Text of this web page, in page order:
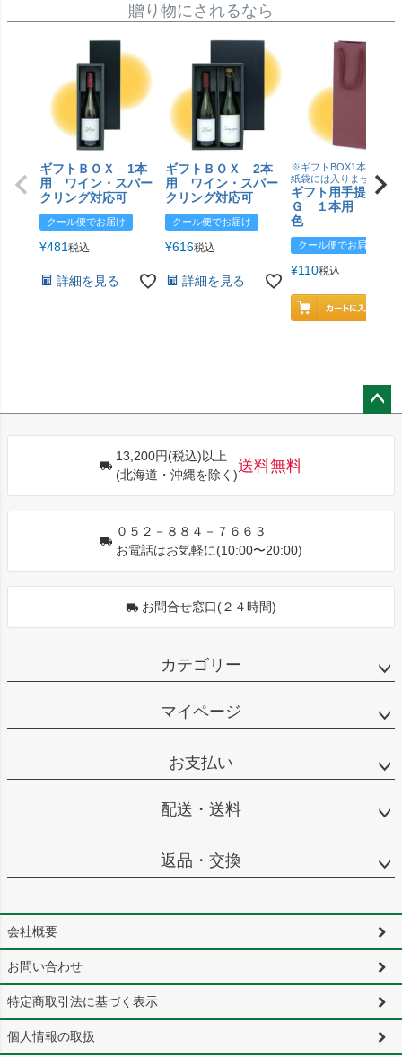
贈り物にされるなら
ギフトＢＯＸ 1本
用 ワイン・スパー
クリング対応可
クール便でお届け
¥481 税込
詳細を見る
ギフトＢＯＸ 2本
用 ワイン・スパー
クリング対応可
クール便でお届け
¥616税込
詳細を見る
※ギフトBOX1本用はこ
紙袋には入りません
ギフト用手提げＢ
Ｇ １本用 エン
色
クール便でお届け
¥110税込
13,200円(税込)以上
(北海道・沖縄を除く)
送料無料
０５２－８８４－７６６３
お電話はお気軽に(10:00〜20:00)
お問合せ窓口(２４時間)
カテゴリー
マイページ
お支払い
配送・送料
返品・交換
会社概要
お問い合わせ
特定商取引法に基づく表示
個人情報の取扱